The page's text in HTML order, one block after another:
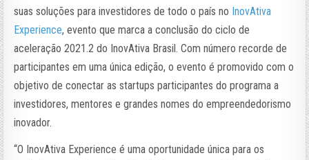
suas soluções para investidores de todo o país no InovAtiva
Experience, evento que marca a conclusão do ciclo de
aceleração 2021.2 do InovAtiva Brasil. Com número recorde de
participantes em uma única edição, o evento é promovido com o
objetivo de conectar as startups participantes do programa a
investidores, mentores e grandes nomes do empreendedorismo
inovador.
“O InovAtiva Experience é uma oportunidade única para os